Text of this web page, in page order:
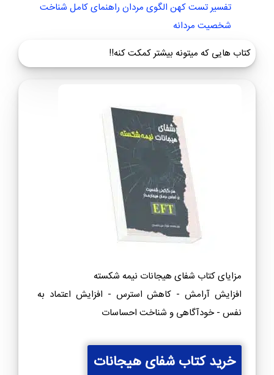
تفسیر تست کهن الگوی مردان راهنمای کامل شناخت
شخصیت مردانه
کتاب هایی که میتونه بیشتر کمکت کنه!!
مزایای کتاب شفای هیجانات نیمه شکسته
افزایش آرامش - کاهش استرس - افزایش اعتماد به
نفس - خودآگاهی و شناخت احساسات
خرید کتاب شفای هیجانات